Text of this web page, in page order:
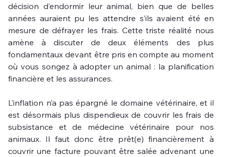
décision d’endormir leur animal, bien que de belles
années auraient pu les attendre s’ils avaient été en
mesure de défrayer les frais. Cette triste réalité nous
amène à discuter de deux éléments des plus
fondamentaux devant être pris en compte au moment
où vous songez à adopter un animal : la planification
financière et les assurances.
L’inflation n’a pas épargné le domaine vétérinaire, et il
est désormais plus dispendieux de couvrir les frais de
subsistance et de médecine vétérinaire pour nos
animaux. Il faut donc être prêt(e) financièrement à
couvrir une facture pouvant être salée advenant une